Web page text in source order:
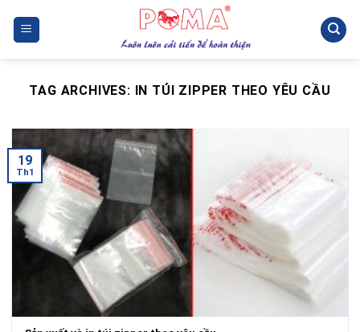
TAG ARCHIVES: IN TÚI ZIPPER THEO YÊU CẦU
19
Th1